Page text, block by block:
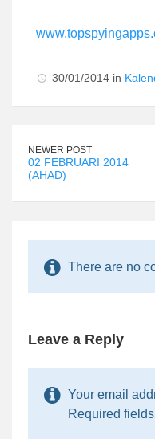
30/01/2014 in
NEWER POST
02 FEBRUARI 2014
(AHAD)
There are no
Leave a Reply
Your email
Required